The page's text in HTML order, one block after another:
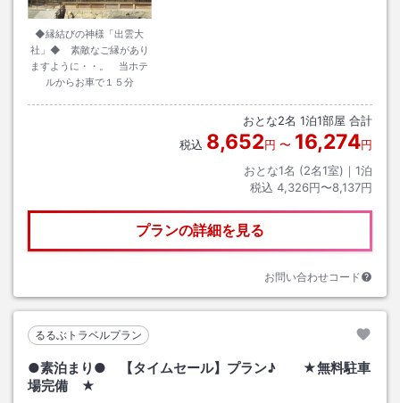
◆縁結びの神様「出雲大
社」◆ 素敵なご縁があり
ますように・・。 当ホテ
ルからお車で１５分
おとな2名 1泊1部屋 合計
税込 8,652円 〜 16,274円
おとな1名 (2名1室)｜ 1泊
税込 4,326円〜8,137円
プランの詳細を見る
お問い合わせコード
るるぶトラベルプラン
●素泊まり● 【タイムセール】プラン♪ ★無料駐車
場完備 ★